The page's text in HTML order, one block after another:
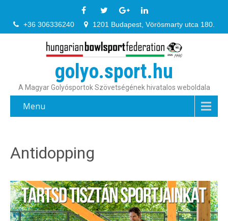
+36 306336240 1201 Budapest, Vörösmarty utca 180.
golyo.sport.hu
A Magyar Golyósportok Szövetségének hivatalos weboldala
Menu
Antidopping